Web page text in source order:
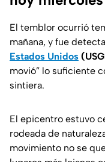
El temblor ocurrió
mañana, y fue
Estados Unidos
movió” lo suficiente
sintiera.
El epicentro estuvo
rodeada de
movimiento no se